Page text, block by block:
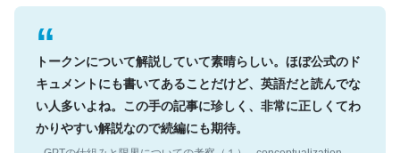
トークンについて解説していて素晴らしい。ほぼ公式のド
キュメントにも書いてあることだけど、英語だと読んでな
い人多いよね。この手の記事に珍しく、非常に正しくてわ
かりやすい解説なので続編にも期待。
─GPTの仕組みと限界についての考察（１） - conceptualization